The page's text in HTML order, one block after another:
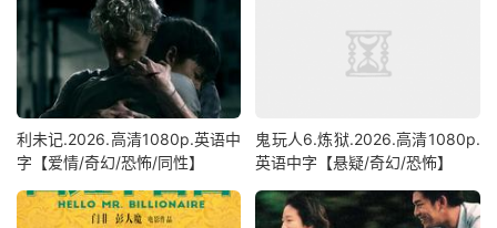
利未记.2026.高清1080p.英语中
字【爱情/奇幻/恐怖/同性】
鬼玩人6.炼狱.2026.高清1080p.
英语中字【悬疑/奇幻/恐怖】